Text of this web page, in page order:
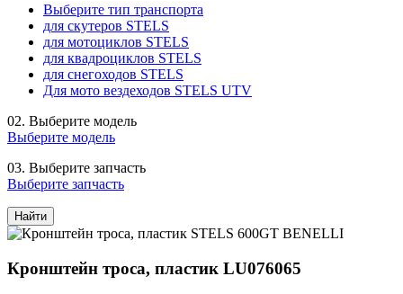
Выберите тип транспорта
для скутеров STELS
для мотоциклов STELS
для квадроциклов STELS
для снегоходов STELS
Для мото вездеходов STELS UTV
02. Выберите модель
Выберите модель
03. Выберите запчасть
Выберите запчасть
Найти
Кронштейн троса, пластик LU076065